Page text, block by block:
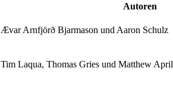
Autoren
Ævar Arnfjörð Bjarmason und Aaron Schulz
Tim Laqua, Thomas Gries und Matthew April